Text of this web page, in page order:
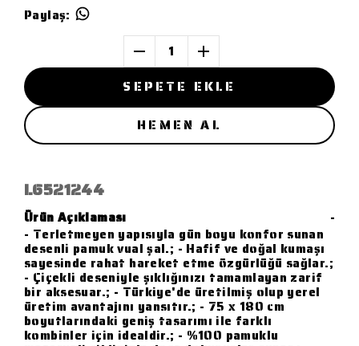
Paylaş:
1
SEPETE EKLE
HEMEN AL
L6521244
Ürün Açıklaması
-
- Terletmeyen yapısıyla gün boyu konfor sunan
desenli pamuk vual şal.; - Hafif ve doğal kumaşı
sayesinde rahat hareket etme özgürlüğü sağlar.;
- Çiçekli deseniyle şıklığınızı tamamlayan zarif
bir aksesuar.; - Türkiye'de üretilmiş olup yerel
üretim avantajını yansıtır.; - 75 x 180 cm
boyutlarındaki geniş tasarımı ile farklı
kombinler için idealdir.; - %100 pamuklu